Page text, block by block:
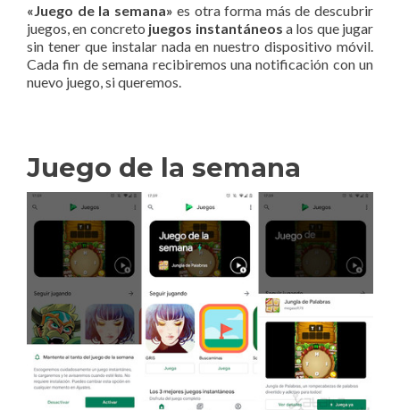
«Juego de la semana» es otra forma más de descubrir
juegos, en concreto juegos instantáneos a los que jugar
sin tener que instalar nada en nuestro dispositivo móvil.
Cada fin de semana recibiremos una notificación con un
nuevo juego, si queremos.
Juego de la semana